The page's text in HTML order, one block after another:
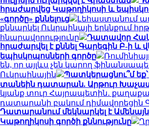
հրաժարվեց Կաթողիկոսի և
«գործը» քննելուց
Լեհաստանում
քննարկել Ուկրաինայի երկնքում
հնարավորությունը
Դատավոր
հրաժարվել է քննել Գարեգին Բ-ի և
եպիսկոպոսների գործը
են, որ այլևս չեն կարող
Ուկրաինային
Պատկերացնու՞մ
տանեին դատարան. Արթուր
կյանք տուր Հայրապետին․
դատարանի բակում դիմավորեցին
Դատարանում մեկնարկել է
Կաթողիկոսի գործի քննությունը